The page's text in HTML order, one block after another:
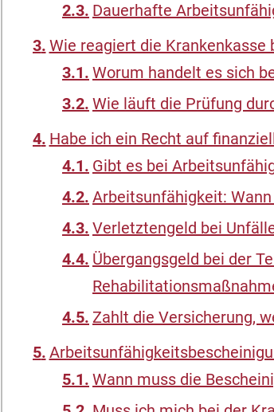
Dauerhafte
Wie reagiert die
Worum handelt es sich
Wie läuft die Prüfung
Habe ich ein Recht auf
Gibt es bei
Arbeitsunfähigkeit:
Verletztengeld bei
Übergangsgeld bei der
Zahlt die Versicherung,
Wann muss die